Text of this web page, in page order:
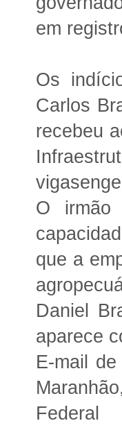
em
Os
Carlos
recebeu
O irmão
que a
Daniel
aparece
E-mail
Federal